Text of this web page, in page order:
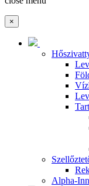
×
Alpha-